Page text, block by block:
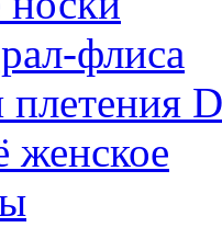
флиса
плетения
женское